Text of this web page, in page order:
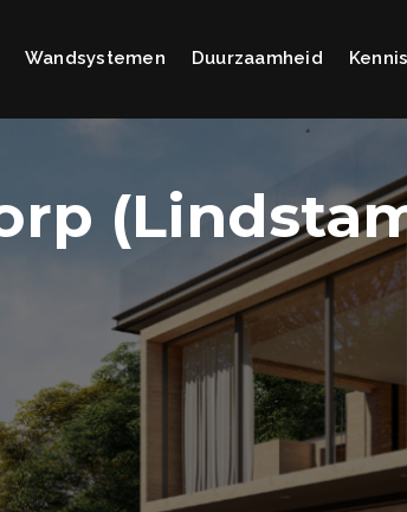
Wandsystemen Duurzaamheid Kennis